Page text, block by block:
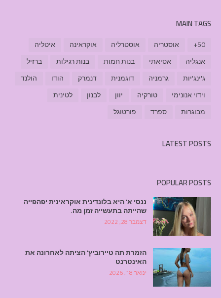
MAIN TAGS
50+ אוסטריה אוסטרליה אוקראינה
איטליה
אנגליה
אסיאתי בנות חמות בנות רגילות
ברזיל
ג'ינג'יות
גרמניה דוגמנית דנמרק הודו
הולנד
וידוי אנונימי
טורקיה יוון לבנון
לטינית
מבוגרות
ספרד פורטוגל
LATEST POSTS
POPULAR POSTS
ננסי א' היא בלונדינית אוקראינית יפהפייה
שהייתה בתעשייה זמן מה.
דצמבר 28, 2022
הזמרת תה טיירוביץ' הציתה לאחרונה את
האינטרנט
ינואר 18, 2026